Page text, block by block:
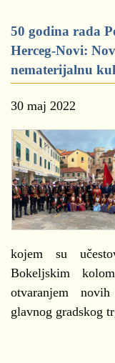
50 godina rada
Herceg-Novi:
nematerijalnu
30 maj 2022
kojem su
Bokeljskim
otvaranjem
glavnog gradskog